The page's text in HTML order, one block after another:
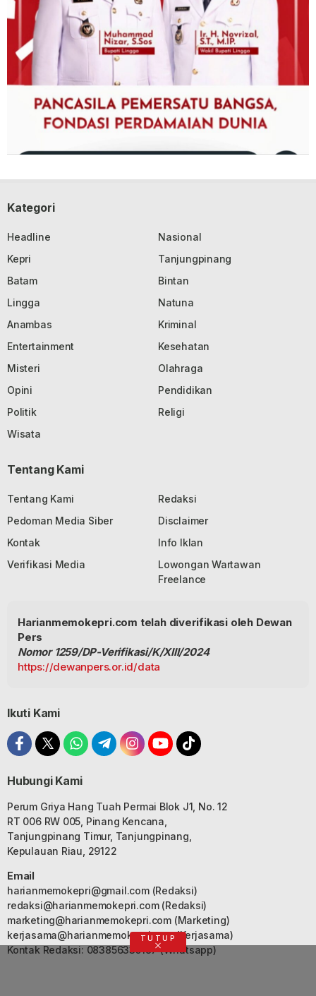
Kategori
Headline
Nasional
Kepri
Tanjungpinang
Batam
Bintan
Lingga
Natuna
Anambas
Kriminal
Entertainment
Kesehatan
Misteri
Olahraga
Opini
Pendidikan
Politik
Religi
Wisata
Tentang Kami
Tentang Kami
Redaksi
Pedoman Media Siber
Disclaimer
Kontak
Info Iklan
Verifikasi Media
Lowongan Wartawan
Freelance
Harianmemokepri.com telah diverifikasi oleh Dewan
Pers
Nomor 1259/DP-Verifikasi/K/XIII/2024
https://dewanpers.or.id/data
Ikuti Kami
Hubungi Kami
Perum Griya Hang Tuah Permai Blok J1, No. 12
RT 006 RW 005, Pinang Kencana,
Tanjungpinang Timur, Tanjungpinang,
Kepulauan Riau, 29122
Email
harianmemokepri@gmail.com(Redaksi)
redaksi@harianmemokepri.com(Redaksi)
marketing@harianmemokepri.com(Marketing)
kerjasama@harianmemokepri.com(Kerjasama)
Kontak Redaksi: 083856335187 (Whatsapp)
TUTUP